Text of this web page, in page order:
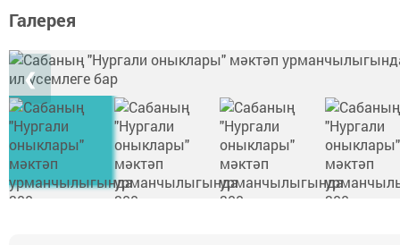
Галерея
❮